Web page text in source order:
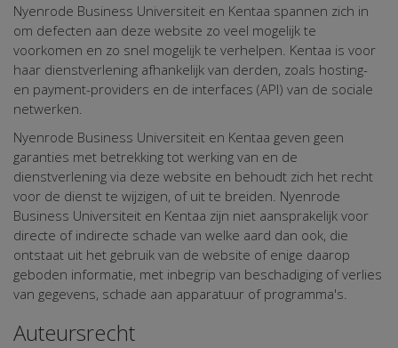
Nyenrode Business Universiteit en Kentaa spannen zich in
om defecten aan deze website zo veel mogelijk te
voorkomen en zo snel mogelijk te verhelpen. Kentaa is voor
haar dienstverlening afhankelijk van derden, zoals hosting-
en payment-providers en de interfaces (API) van de sociale
netwerken.
Nyenrode Business Universiteit en Kentaa geven geen
garanties met betrekking tot werking van en de
dienstverlening via deze website en behoudt zich het recht
voor de dienst te wijzigen, of uit te breiden. Nyenrode
Business Universiteit en Kentaa zijn niet aansprakelijk voor
directe of indirecte schade van welke aard dan ook, die
ontstaat uit het gebruik van de website of enige daarop
geboden informatie, met inbegrip van beschadiging of verlies
van gegevens, schade aan apparatuur of programma's.
Auteursrecht